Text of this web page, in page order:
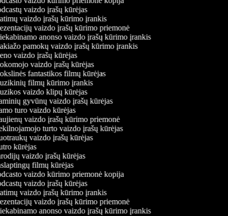
vaizdo įrašų kūrėjas
vaizdo įrašų kūrimo įrankis
vaizdo įrašų kūrimo priemonė
anonso vaizdo įrašų kūrimo įrankis
pamokų vaizdo įrašų kūrimo įrankis
vaizdo įrašų kūrėjas
vaizdo įrašų kūrėjas
fantastikos filmų kūrėjas
filmų kūrimo įrankis
vaizdo klipų kūrėjas
gyvūnų vaizdo įrašų kūrėjas
turo vaizdo kūrėjas
vaizdo įrašų kūrimo priemonė
turto vaizdo įrašų kūrėjas
vaizdo įrašų kūrėjas
kūrėjas
vaizdo įrašų kūrėjas
filmų kūrėjas
vaizdo kūrimo priemonė kopija
vaizdo įrašų kūrėjas
vaizdo įrašų kūrimo įrankis
vaizdo įrašų kūrimo priemonė
anonso vaizdo įrašų kūrimo įrankis